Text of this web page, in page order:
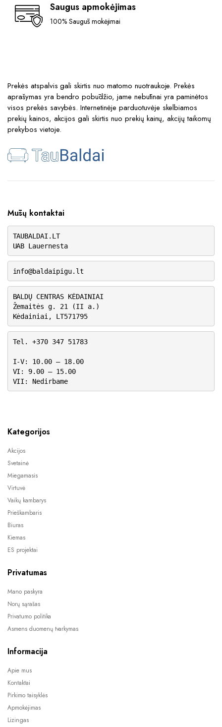
Saugus apmokėjimas
100% Saugūs mokėjimai
Prekės atspalvis gali skirtis nuo matomo nuotraukoje. Prekės
aprašymas yra bendro pobūdžio, jame nebūtinai yra paminėtos
visos prekės savybės. Internetinėje parduotuvėje skelbiamos
prekių kainos, akcijos gali skirtis nuo prekių kainų, akcijų taikomų
prekybos vietoje.
Mūsų kontaktai
TAUBALDAI.LT
UAB Lauernesta
info@baldaipigu.lt
BALDŲ CENTRAS KĖDAINIAI
Žemaitės g. 21 (II a.)
Kėdainiai, LT571795
Tel. +370 347 51783
I-V: 10.00 – 18.00
VI: 9.00 – 15.00
VII: Nedirbame
Kategorijos
Akcijos
Svetainė
Miegamasis
Virtuvė
Vaikų kambarys
Prieškambaris
Biuras
Kiemas
ES projektai
Privatumas
Mano paskyra
Norų sąrašas
Privatumo politika
Asmens duomenų tvarkymas
Informacija
Apie mus
Kontaktai
Pirkimo taisyklės
Apmokėjimas
Lizingas